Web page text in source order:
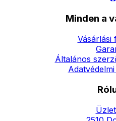
Minden a
Vásárlási
Általános